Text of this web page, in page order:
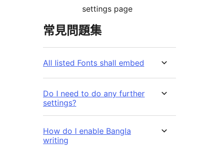
settings page
常見問題集
All listed Fonts shall embed
Do I need to do any further
settings?
How do I enable Bangla
writing